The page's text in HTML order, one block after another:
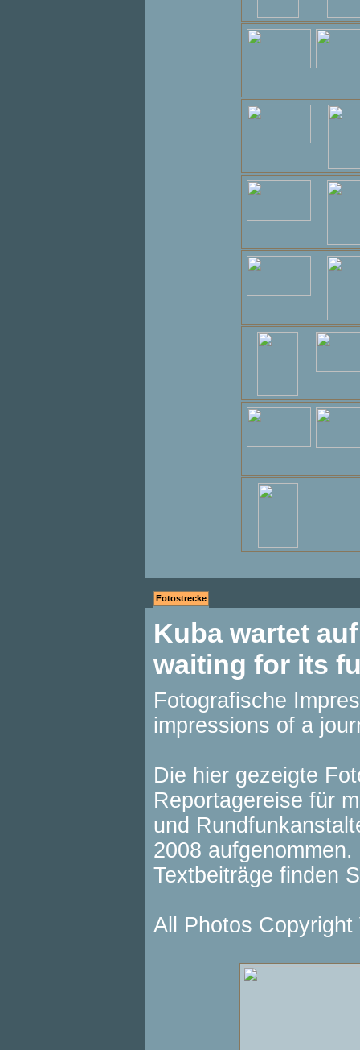
Fotostrecke
Kuba wartet
waiting for its
Fotografische
impressions of a
Die hier gezeigte
Reportagereise für
und
2008
Textbeiträge finden
All Photos Copyright